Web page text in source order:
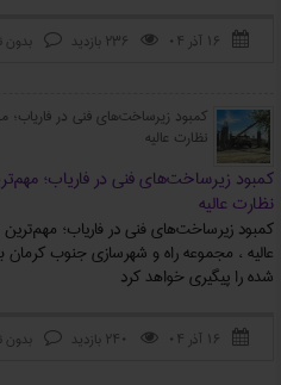
 ۱۶ آذر ۰۴  236 بازدید  بدون
کمبود زیرساخت‌های فنی در
نظارت عالیه
کمبود زیرساخت‌های فنی در فاریاب؛
نظارت عالیه
کمبود زیرساخت‌های فنی در فاریاب؛
عالیه ، مجموعه راه و شهرسازی جنوب
شده را پیگیری خواهد کرد
 ۱۶ آذر ۰۴  240 بازدید  بدون